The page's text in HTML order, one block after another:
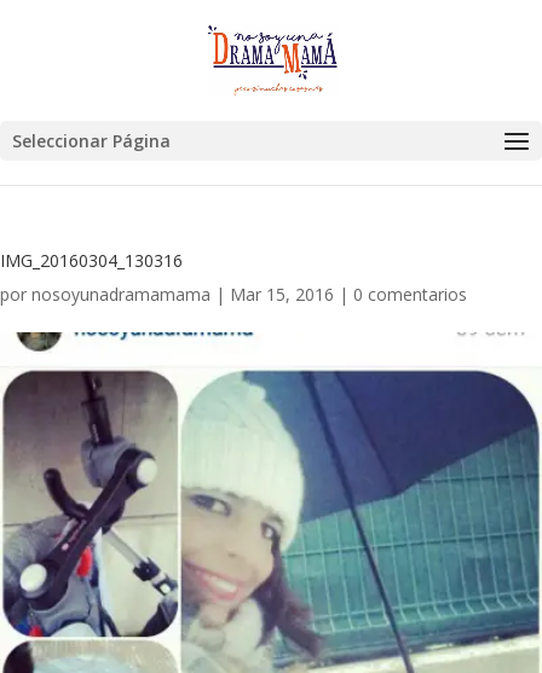
Seleccionar Página
IMG_20160304_130316
por nosoyunadramamama | Mar 15, 2016 | 0 comentarios